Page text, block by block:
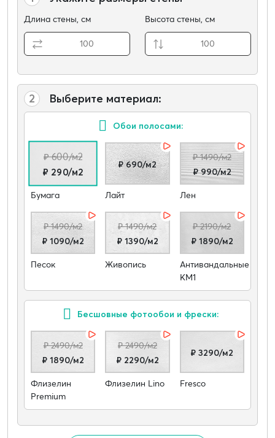
Длина стены, см Высота стены, см
2 Выберите материал:
Обои полосами:
₽ 600/м2
₽ 290/м2
Бумага
₽ 690/м2
Лайт
₽ 1490/м2
₽ 990/м2
Лен
₽ 1490/м2
₽ 1090/м2
Песок
₽ 1490/м2
₽ 1390/м2
Живопись
₽ 2190/м2
₽ 1890/м2
Антивандальные
КМ1
Бесшовные фотообои и фрески:
₽ 2490/м2
₽ 1890/м2
Флизелин
Premium
₽ 2490/м2
₽ 2290/м2
Флизелин Lino
₽ 3290/м2
Fresco